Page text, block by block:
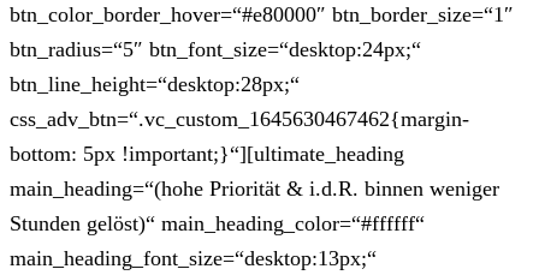
btn_color_border_hover=“#e80000″ btn_border_size=“1″
btn_radius=“5″ btn_font_size=“desktop:24px;“
btn_line_height=“desktop:28px;“
css_adv_btn=“.vc_custom_1645630467462{margin-
bottom: 5px !important;}“][ultimate_heading
main_heading=“(hohe Priorität & i.d.R. binnen weniger
Stunden gelöst)“ main_heading_color=“#ffffff“
main_heading_font_size=“desktop:13px;“